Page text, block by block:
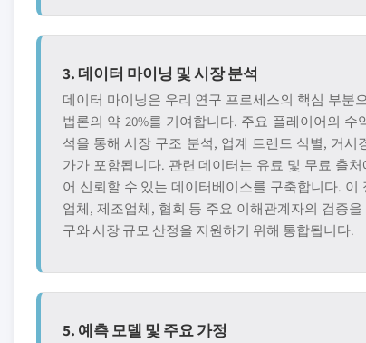
3. 데이터 마이닝 및 시장 분석
데이터 마이닝은 우리 연구 프로세스의 핵심 부분
법론의 약 20%를 기여합니다. 주요 플레이어의 수
석을 통해 시장 구조 분석, 업계 트렌드 식별, 거시
가가 포함됩니다. 관련 데이터는 유료 및 무료 출처
어 신뢰할 수 있는 데이터베이스를 구축합니다. 이
업체, 제조업체, 협회 등 주요 이해관계자의 검증을
구와 시장 규모 산정을 지원하기 위해 통합됩니다.
5. 예측 모델 및 주요 가정